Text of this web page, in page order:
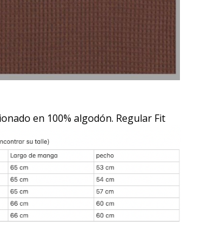
en 100% algodón. Regular Fit